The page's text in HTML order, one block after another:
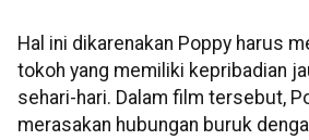
Hal ini dikarenakan Poppy harus
tokoh yang memiliki kepribadian
sehari-hari. Dalam film tersebut,
merasakan hubungan buruk